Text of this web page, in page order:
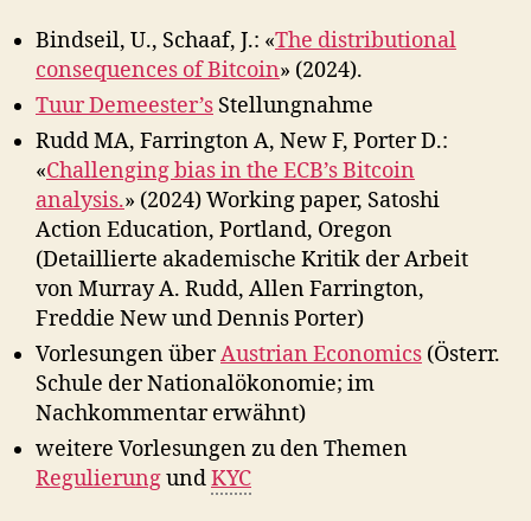
Bindseil, U., Schaaf, J.: «The distributional
consequences of Bitcoin» (2024).
Tuur Demeester’s Stellungnahme
Rudd MA, Farrington A, New F, Porter D.:
«Challenging bias in the ECB’s Bitcoin
analysis.» (2024) Working paper, Satoshi
Action Education, Portland, Oregon
(Detaillierte akademische Kritik der Arbeit
von Murray A. Rudd, Allen Farrington,
Freddie New und Dennis Porter)
Vorlesungen überAustrian Economics (Österr.
Schule der Nationalökonomie; im
Nachkommentar erwähnt)
weitere Vorlesungen zu den Themen
RegulierungundKYC